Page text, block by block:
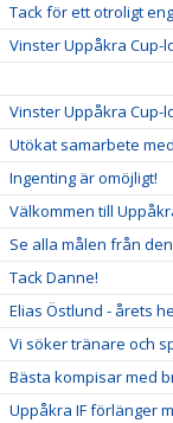
Tack för ett otroligt
Vinster Uppåkra Cup-
Vinster Uppåkra Cup-
Utökat samarbete
Ingenting är omöjligt!
Välkommen till
Se alla målen från
Tack Danne!
Elias Östlund - årets
Vi söker tränare och
Bästa kompisar med
Uppåkra IF förlänger